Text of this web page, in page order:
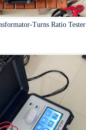
Turns Ratio Tester